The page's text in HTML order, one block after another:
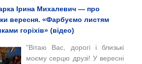
Ірина Михалевич — про
вересня. «Фарбуємо листям
горіхів» (відео)
"Вітаю Вас, дорогі і близькі
моєму серцю друзі! У вересні